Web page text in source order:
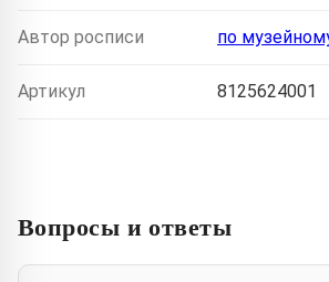
Автор росписи по
Артикул 8125624001
Вопросы и ответы